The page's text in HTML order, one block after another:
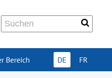
Bereich DE FR